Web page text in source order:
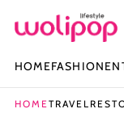
HOMEFASHION
HOMETRAVEL